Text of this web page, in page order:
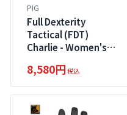
PIG
Full Dexterity
Tactical (FDT)
Charlie - Women's
8,580円税込